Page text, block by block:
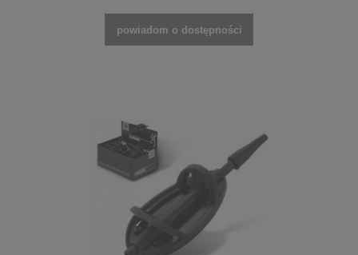
powiadom o dostępności